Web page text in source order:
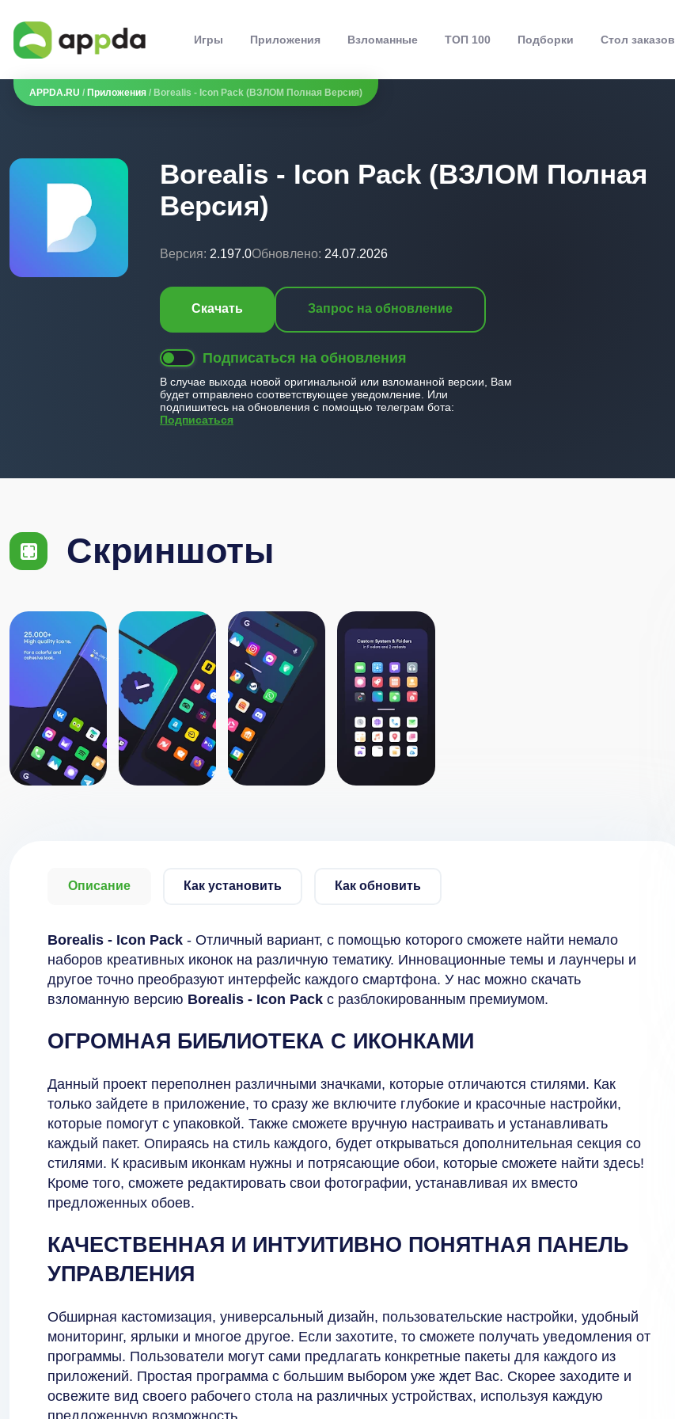
Игры Приложения Взломанные ТОП 100 Подборки Стол заказов
APPDA.RU / Приложения / Borealis - Icon Pack (ВЗЛОМ Полная Версия)
Borealis - Icon Pack (ВЗЛОМ Полная
Версия)
Версия: 2.197.0Обновлено: 24.07.2026
Скачать Запрос на обновление
Подписаться на обновления
В случае выхода новой оригинальной или взломанной версии, Вам
будет отправлено соответствующее уведомление. Или
подпишитесь на обновления с помощью телеграм бота:
Подписаться
Скриншоты
Описание Как установить Как обновить
Borealis - Icon Pack - Отличный вариант, с помощью которого сможете найти немало
наборов креативных иконок на различную тематику. Инновационные темы и лаунчеры и
другое точно преобразуют интерфейс каждого смартфона. У нас можно скачать
взломанную версию Borealis - Icon Pack с разблокированным премиумом.
ОГРОМНАЯ БИБЛИОТЕКА С ИКОНКАМИ
Данный проект переполнен различными значками, которые отличаются стилями. Как
только зайдете в приложение, то сразу же включите глубокие и красочные настройки,
которые помогут с упаковкой. Также сможете вручную настраивать и устанавливать
каждый пакет. Опираясь на стиль каждого, будет открываться дополнительная секция со
стилями. К красивым иконкам нужны и потрясающие обои, которые сможете найти здесь!
Кроме того, сможете редактировать свои фотографии, устанавливая их вместо
предложенных обоев.
КАЧЕСТВЕННАЯ И ИНТУИТИВНО ПОНЯТНАЯ ПАНЕЛЬ
УПРАВЛЕНИЯ
Обширная кастомизация, универсальный дизайн, пользовательские настройки, удобный
мониторинг, ярлыки и многое другое. Если захотите, то сможете получать уведомления от
программы. Пользователи могут сами предлагать конкретные пакеты для каждого из
приложений. Простая программа с большим выбором уже ждет Вас. Скорее заходите и
освежите вид своего рабочего стола на различных устройствах, используя каждую
предложенную возможность.